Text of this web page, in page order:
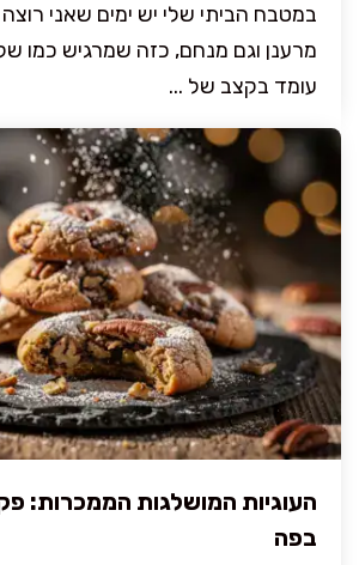
במטבח הביתי שלי יש ימים שאני
מרענן וגם מנחם, כזה שמרגיש כמו
עומד בקצב של ...
העוגיות המושלגות הממכרות:
בפה